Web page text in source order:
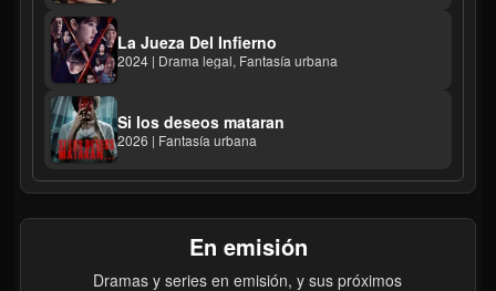
La Jueza Del Infierno
2024 | Drama legal, Fantasía urbana
Si los deseos mataran
2026 | Fantasía urbana
En emisión
Dramas y series en emisión, y sus próximos